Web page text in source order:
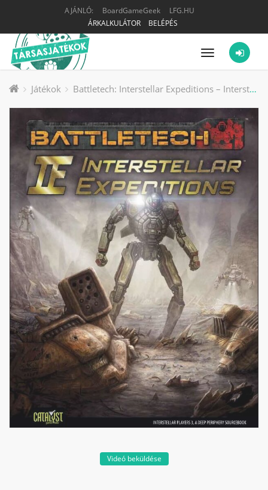
AJÁNLÓ: BoardGameGeek
LFG.HU
ÁRKALKULÁTOR
BELÉPÉS
Menü
Játékok Battletech: Interstellar Expeditions – Interstellar Players 3 társasjáték kiegészítő
Videó beküldése